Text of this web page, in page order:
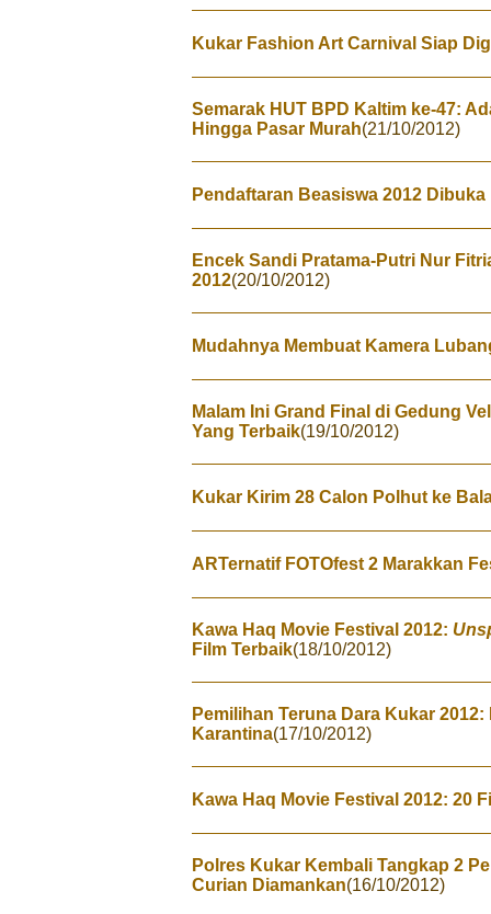
Kukar Fashion Art Carnival Siap
Semarak HUT BPD Kaltim ke-47:
Hingga Pasar Murah(21/10/2012)
Pendaftaran Beasiswa 2012
Encek Sandi Pratama-Putri Nur
2012(20/10/2012)
Mudahnya Membuat Kamera
Malam Ini Grand Final di Gedung
Yang Terbaik(19/10/2012)
Kukar Kirim 28 Calon Polhut ke
ARTernatif FOTOfest 2 Marakkan
Kawa Haq Movie Festival 2012:
Film Terbaik(18/10/2012)
Pemilihan Teruna Dara Kukar
Karantina(17/10/2012)
Kawa Haq Movie Festival 2012: 20
Polres Kukar Kembali Tangkap 2
Curian Diamankan(16/10/2012)